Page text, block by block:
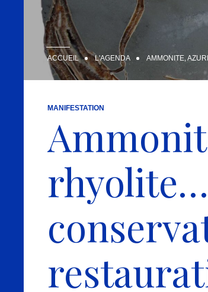
ACCUEIL L'AGENDA AMMONITE,
MANIFESTATION